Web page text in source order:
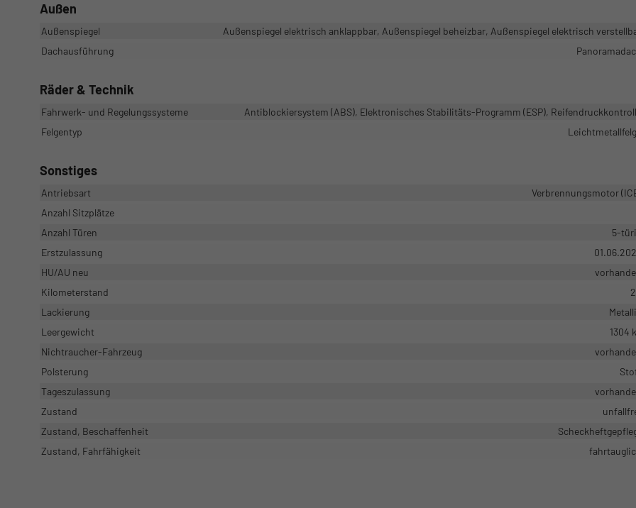
Außen
Außenspiegel
Außenspiegel elektrisch anklappbar, Außenspiegel beheizbar, Außenspiegel elektrisch
Dachausführung
Räder & Technik
Fahrwerk- und Regelungssysteme
Antiblockiersystem (ABS), Elektronisches Stabilitäts-Programm (ESP),
Felgentyp
Sonstiges
Antriebsart
Verbrennungsmotor
Anzahl Sitzplätze
Anzahl Türen
5-
Erstzulassung
HU/AU neu
Kilometerstand
Lackierung
Leergewicht
1304
Nichtraucher-Fahrzeug
Polsterung
Tageszulassung
Zustand
Zustand, Beschaffenheit
Zustand, Fahrfähigkeit